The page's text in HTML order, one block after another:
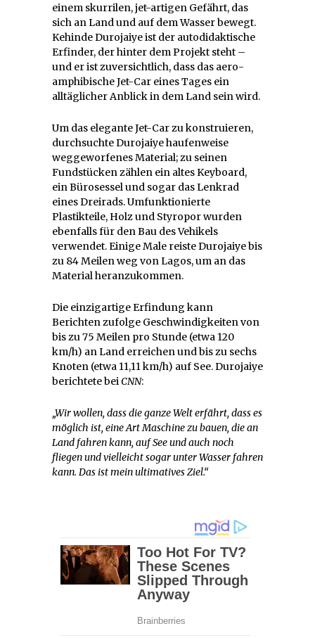
einem skurrilen, jet-artigen Gefährt, das
sich an Land und auf dem Wasser bewegt.
Kehinde Durojaiye ist der autodidaktische
Erfinder, der hinter dem Projekt steht –
und er ist zuversichtlich, dass das aero-
amphibische Jet-Car eines Tages ein
alltäglicher Anblick in dem Land sein wird.
Um das elegante Jet-Car zu konstruieren,
durchsuchte Durojaiye haufenweise
weggeworfenes Material; zu seinen
Fundstücken zählen ein altes Keyboard,
ein Bürosessel und sogar das Lenkrad
eines Dreirads. Umfunktionierte
Plastikteile, Holz und Styropor wurden
ebenfalls für den Bau des Vehikels
verwendet. Einige Male reiste Durojaiye bis
zu 84 Meilen weg von Lagos, um an das
Material heranzukommen.
Die einzigartige Erfindung kann
Berichten zufolge Geschwindigkeiten von
bis zu 75 Meilen pro Stunde (etwa 120
km/h) an Land erreichen und bis zu sechs
Knoten (etwa 11,11 km/h) auf See. Durojaiye
berichtete beiCNN:
„Wir wollen, dass die ganze Welt erfährt, dass es
möglich ist, eine Art Maschine zu bauen, die an
Land fahren kann, auf See und auch noch
fliegen und vielleicht sogar unter Wasser fahren
kann. Das ist mein ultimatives Ziel.“